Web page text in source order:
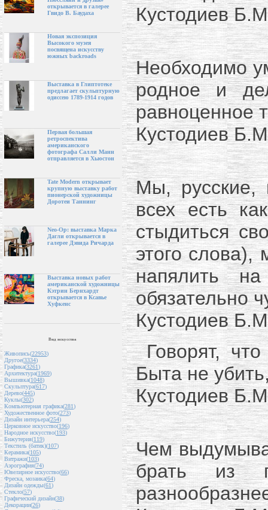
открывается в галерее
Гвидо В. Баудаха
Новая экспозиция
Высокого музея
посвящена искусству
южных backroads
Выставка в Глиптотеке
предлагает скульптурную
одиссею 1789-1914 годов
Первая большая
ретроспектива
американского
фотографа Салли Манн
отправляется в Хьюстон
Tate Modern открывает
крупную выставку работ
пионерской художницы
Доротеи Таннинг
Neo-Op: выставка Марка
Дагли открывается в
галерее Дэвида Ричарда
Выставка новых работ
американской художницы
Кэтрин Бернхардт
открывается в Ксавье
Хуфкенс
Вид искусства
Живопись(22953)
Другое(3334)
Графика(3261)
Архитектура(1969)
Вышивка(1048)
Скульптура(617)
Дерево(445)
Куклы(302)
Компьютерная графика(281)
Художественное фото(273)
Дизайн интерьера(254)
Церковное искусство(196)
Народное искусство(193)
Бижутерия(119)
Текстиль (батик)(107)
Керамика(105)
Витражи(103)
Аэрография(74)
Ювелирное искусство(66)
Фреска, мозаика(64)
Дизайн одежды(61)
Стекло(57)
Графический дизайн(38)
Декорации(26)
Кустодиев
Необходимо
родное и
равноценное
Кустодиев
Мы, русские,
всех есть
стыдиться
этого слова),
напялить
обязательно
Кустодиев
Говорят,
Быта не
Кустодиев
Чем
брать из